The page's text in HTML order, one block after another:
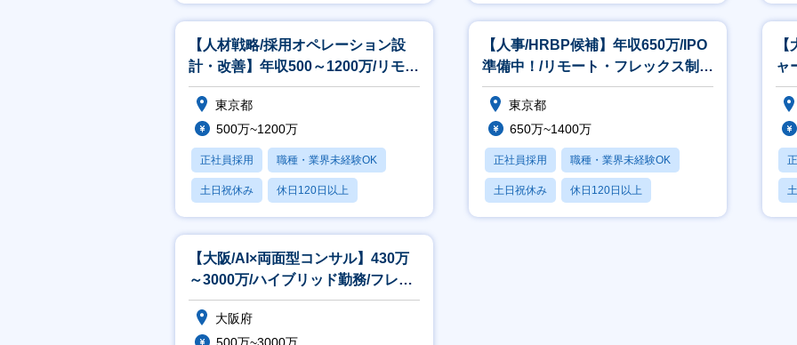
転勤なし 転勤なし
【人材戦略/採用オペレーション設
計・改善】年収500～1200万/リモー
ト・フレックス制度あり
東京都
500万~1200万
正社員採用 職種・業界未経験OK
土日祝休み 休日120日以上
転勤なし
【人事/HRBP候補】年収650万/IPO
準備中！/リモート・フレックス制度
あり
東京都
650万~1400万
正社員採用 職種・業界未経験OK
土日祝休み 休日120日以上
転勤なし
ャ
ー
【大阪/AI×両面型コンサル】430万
～3000万/ハイブリッド勤務/フレッ
クス制度/残業平均20h
大阪府